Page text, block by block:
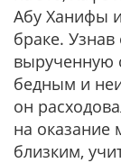
Абу Ханифы
браке.
вырученную
бедным и
он
на
близким,